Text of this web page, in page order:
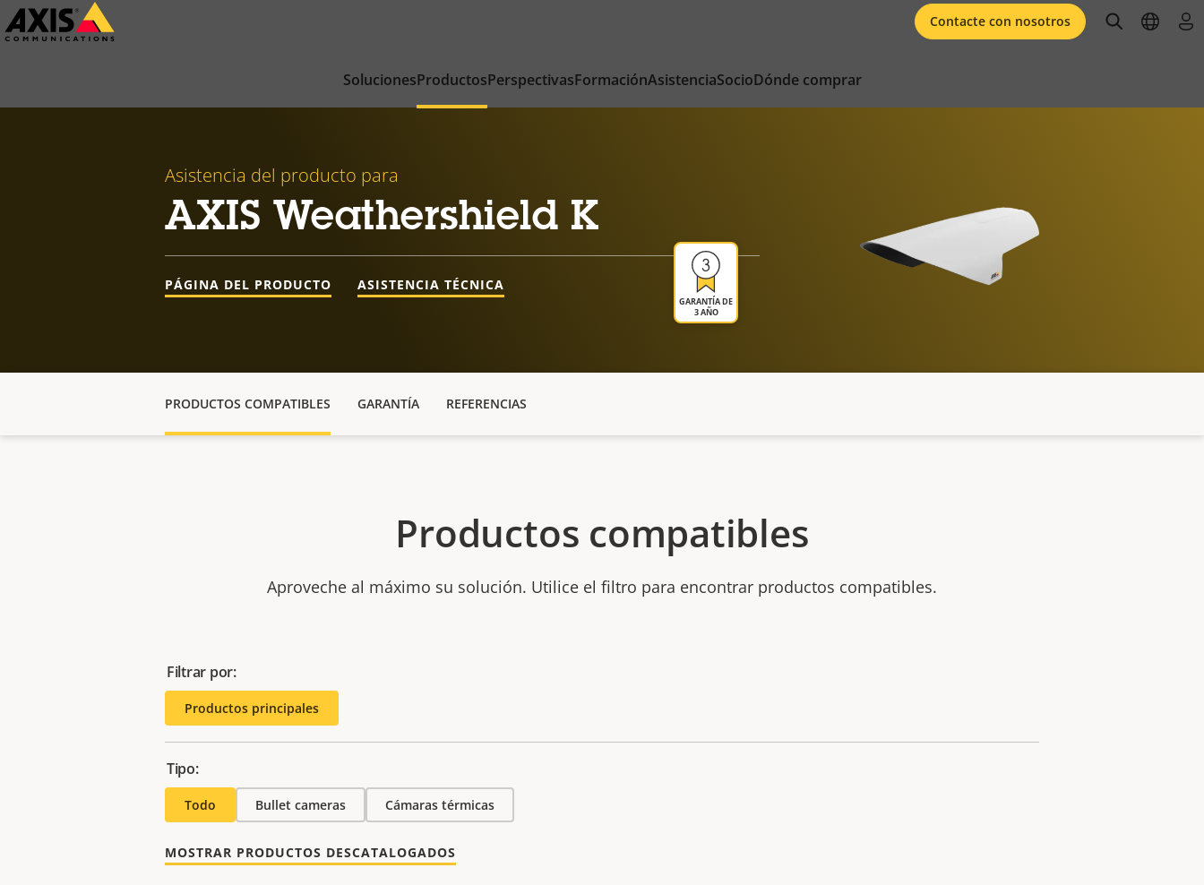
Saltar
al
SolucionesProductosPerspectivasFormaciónAsistenciaSocioDónde comprar
Contacte con nosotros openopen
Asistencia del producto para
AXIS Weathershield K
GARANTÍA DE
3 AÑO
PÁGINA DEL PRODUCTO ASISTENCIA TÉCNICA
PRODUCTOS COMPATIBLES GARANTÍA REFERENCIAS
Productos compatibles
Aproveche al máximo su solución. Utilice el filtro para encontrar productos compatibles.
Filtrar por:
Productos principales
Tipo:
Todo Bullet cameras Cámaras térmicas
MOSTRAR PRODUCTOS DESCATALOGADOS